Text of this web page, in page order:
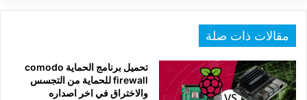
مقالات ذات صلة
تحميل برنامج الحماية comodo
firewall للحماية من التجسس
والاختراق في اخر اصداره